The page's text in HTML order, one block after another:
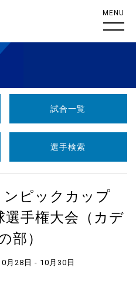
MENU
試合一覧
選手検索
ンピックカップ
選手権大会（カデ
部）
月28日 - 10月30日